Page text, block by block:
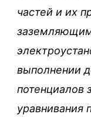
частей и их
выполнении
потенциалов
уравнивания